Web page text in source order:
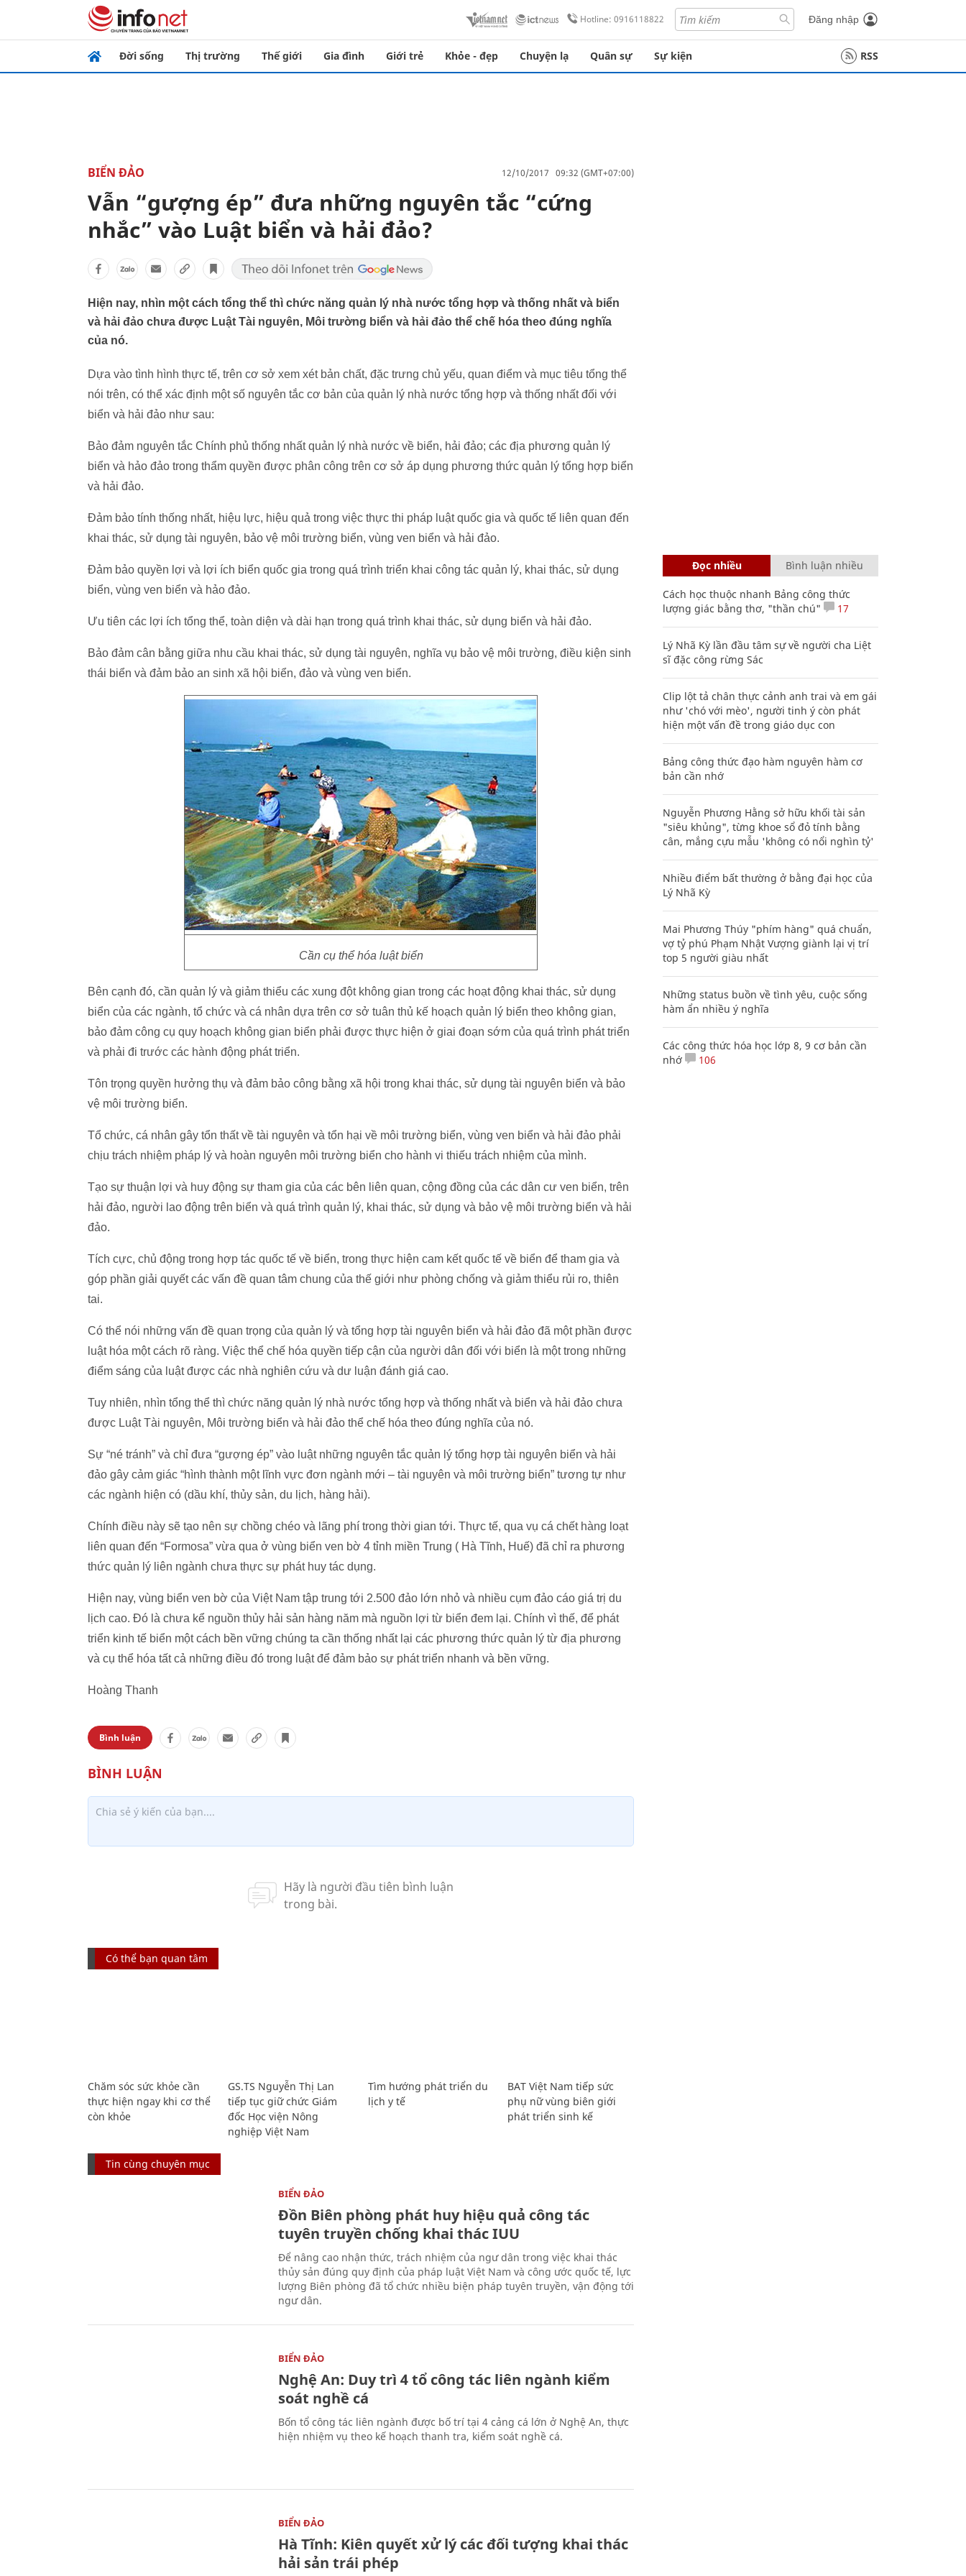
Hotline: 0916118822 Đăng nhập
Đời sống Thị trường Thế giới Gia đình Giới trẻ Khỏe - đẹp Chuyện lạ Quân sự Sự kiện RSS
BIỂN ĐẢO 12/10/2017 09:32 (GMT+07:00)
Vẫn “gượng ép” đưa những nguyên tắc “cứng
nhắc” vào Luật biển và hải đảo?
Hiện nay, nhìn một cách tổng thể thì chức năng quản lý nhà nước tổng hợp và thống nhất và biển
và hải đảo chưa được Luật Tài nguyên, Môi trường biển và hải đảo thể chế hóa theo đúng nghĩa
của nó.
Dựa vào tình hình thực tế, trên cơ sở xem xét bản chất, đặc trưng chủ yếu, quan điểm và mục tiêu tổng thể
nói trên, có thể xác định một số nguyên tắc cơ bản của quản lý nhà nước tổng hợp và thống nhất đối với
biển và hải đảo như sau:
Bảo đảm nguyên tắc Chính phủ thống nhất quản lý nhà nước về biển, hải đảo; các địa phương quản lý
biển và hảo đảo trong thẩm quyền được phân công trên cơ sở áp dụng phương thức quản lý tổng hợp biển
và hải đảo.
Đảm bảo tính thống nhất, hiệu lực, hiệu quả trong việc thực thi pháp luật quốc gia và quốc tế liên quan đến
khai thác, sử dụng tài nguyên, bảo vệ môi trường biển, vùng ven biển và hải đảo.
Đảm bảo quyền lợi và lợi ích biển quốc gia trong quá trình triển khai công tác quản lý, khai thác, sử dụng
biển, vùng ven biển và hảo đảo.
Ưu tiên các lợi ích tổng thể, toàn diện và dài hạn trong quá trình khai thác, sử dụng biển và hải đảo.
Bảo đảm cân bằng giữa nhu cầu khai thác, sử dụng tài nguyên, nghĩa vụ bảo vệ môi trường, điều kiện sinh
thái biển và đảm bảo an sinh xã hội biển, đảo và vùng ven biển.
Cần cụ thể hóa luật biển
Bên cạnh đó, cần quản lý và giảm thiểu các xung đột không gian trong các hoạt động khai thác, sử dụng
biển của các ngành, tổ chức và cá nhân dựa trên cơ sở tuân thủ kế hoạch quản lý biển theo không gian,
bảo đảm công cụ quy hoạch không gian biển phải được thực hiện ở giai đoạn sớm của quá trình phát triển
và phải đi trước các hành động phát triển.
Tôn trọng quyền hưởng thụ và đảm bảo công bằng xã hội trong khai thác, sử dụng tài nguyên biển và bảo
vệ môi trường biển.
Tổ chức, cá nhân gây tổn thất về tài nguyên và tổn hại về môi trường biển, vùng ven biển và hải đảo phải
chịu trách nhiệm pháp lý và hoàn nguyên môi trường biển cho hành vi thiếu trách nhiệm của mình.
Tạo sự thuận lợi và huy động sự tham gia của các bên liên quan, cộng đồng của các dân cư ven biển, trên
hải đảo, người lao động trên biển và quá trình quản lý, khai thác, sử dụng và bảo vệ môi trường biển và hải
đảo.
Tích cực, chủ động trong hợp tác quốc tế về biển, trong thực hiện cam kết quốc tế về biển để tham gia và
góp phần giải quyết các vấn đề quan tâm chung của thế giới như phòng chống và giảm thiểu rủi ro, thiên
tai.
Có thể nói những vấn đề quan trọng của quản lý và tổng hợp tài nguyên biển và hải đảo đã một phần được
luật hóa một cách rõ ràng. Việc thể chế hóa quyền tiếp cận của người dân đối với biển là một trong những
điểm sáng của luật được các nhà nghiên cứu và dư luận đánh giá cao.
Tuy nhiên, nhìn tổng thể thì chức năng quản lý nhà nước tổng hợp và thống nhất và biển và hải đảo chưa
được Luật Tài nguyên, Môi trường biển và hải đảo thể chế hóa theo đúng nghĩa của nó.
Sự “né tránh” và chỉ đưa “gượng ép” vào luật những nguyên tắc quản lý tổng hợp tài nguyên biển và hải
đảo gây cảm giác “hình thành một lĩnh vực đơn ngành mới – tài nguyên và môi trường biển” tương tự như
các ngành hiện có (dầu khí, thủy sản, du lịch, hàng hải).
Chính điều này sẽ tạo nên sự chồng chéo và lãng phí trong thời gian tới. Thực tế, qua vụ cá chết hàng loạt
liên quan đến “Formosa” vừa qua ở vùng biển ven bờ 4 tỉnh miền Trung ( Hà Tĩnh, Huế) đã chỉ ra phương
thức quản lý liên ngành chưa thực sự phát huy tác dụng.
Hiện nay, vùng biển ven bờ của Việt Nam tập trung tới 2.500 đảo lớn nhỏ và nhiều cụm đảo cáo giá trị du
lịch cao. Đó là chưa kể nguồn thủy hải sản hàng năm mà nguồn lợi từ biển đem lại. Chính vì thế, để phát
triển kinh tế biển một cách bền vững chúng ta cần thống nhất lại các phương thức quản lý từ địa phương
và cụ thể hóa tất cả những điều đó trong luật để đảm bảo sự phát triển nhanh và bền vững.
Hoàng Thanh
Bình luận
Có thể bạn quan tâm
Chăm sóc sức khỏe cần
thực hiện ngay khi cơ thể
còn khỏe
GS.TS Nguyễn Thị Lan
tiếp tục giữ chức Giám
đốc Học viện Nông
nghiệp Việt Nam
Tìm hướng phát triển du
lịch y tế
BAT Việt Nam tiếp sức
phụ nữ vùng biên giới
phát triển sinh kế
Tin cùng chuyên mục
BIỂN ĐẢO
Đồn Biên phòng phát huy hiệu quả công tác
tuyên truyền chống khai thác IUU
Để nâng cao nhận thức, trách nhiệm của ngư dân trong việc khai thác
thủy sản đúng quy định của pháp luật Việt Nam và công ước quốc tế, lực
lượng Biên phòng đã tổ chức nhiều biện pháp tuyên truyền, vận động tới
ngư dân.
BIỂN ĐẢO
Nghệ An: Duy trì 4 tổ công tác liên ngành kiểm
soát nghề cá
Bốn tổ công tác liên ngành được bố trí tại 4 cảng cá lớn ở Nghệ An, thực
hiện nhiệm vụ theo kế hoạch thanh tra, kiểm soát nghề cá.
BIỂN ĐẢO
Hà Tĩnh: Kiên quyết xử lý các đối tượng khai thác
hải sản trái phép
Đọc nhiều Bình luận nhiều
Cách học thuộc nhanh Bảng công thức
lượng giác bằng thơ, "thần chú"
17
Lý Nhã Kỳ lần đầu tâm sự về người cha Liệt
sĩ đặc công rừng Sác
Clip lột tả chân thực cảnh anh trai và em gái
như 'chó với mèo', người tinh ý còn phát
hiện một vấn đề trong giáo dục con
Bảng công thức đạo hàm nguyên hàm cơ
bản cần nhớ
Nguyễn Phương Hằng sở hữu khối tài sản
"siêu khủng", từng khoe sổ đỏ tính bằng
cân, mắng cựu mẫu 'không có nổi nghìn tỷ'
Nhiều điểm bất thường ở bằng đại học của
Lý Nhã Kỳ
Mai Phương Thúy "phím hàng" quá chuẩn,
vợ tỷ phú Phạm Nhật Vượng giành lại vị trí
top 5 người giàu nhất
Những status buồn về tình yêu, cuộc sống
hàm ẩn nhiều ý nghĩa
Các công thức hóa học lớp 8, 9 cơ bản cần
nhớ
106